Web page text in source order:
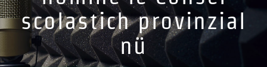
scolastich provinzial
nü